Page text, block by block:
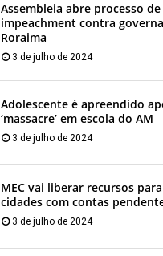
Assembleia abre processo de
impeachment contra
Roraima
3 de julho de 2024
Adolescente é apreendido
‘massacre’ em escola do AM
3 de julho de 2024
MEC vai liberar recursos
cidades com contas
3 de julho de 2024